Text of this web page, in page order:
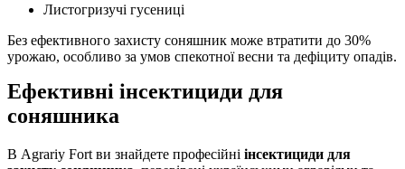
Листогризучі гусениці
Без ефективного захисту соняшник може втратити до 30%
урожаю, особливо за умов спекотної весни та дефіциту опадів.
Ефективні інсектициди для
соняшника
В Agrariy Fort ви знайдете професійні інсектициди для